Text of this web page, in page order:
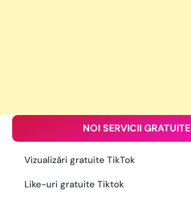
NOI SERVICII GRATUITE
Vizualizări gratuite TikTok
Like-uri gratuite Tiktok